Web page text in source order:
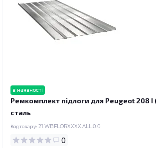
в наявності
Ремкомплект підлоги для Peugeot 208 I
сталь
Код товару: 21.WBFLORXXXX.ALL.0.0
0